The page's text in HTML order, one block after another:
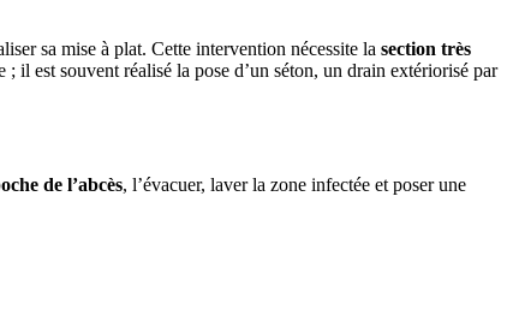
sa mise à plat. Cette intervention nécessite la section très
il est souvent réalisé la pose d’un séton, un drain extériorisé par
de l’abcès, l’évacuer, laver la zone infectée et poser une